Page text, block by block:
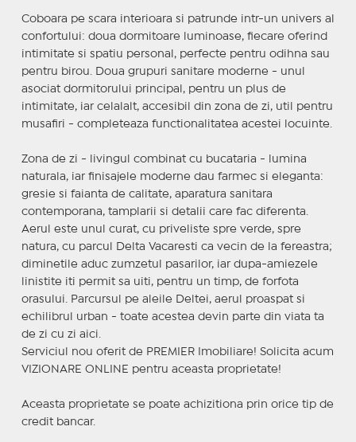
Coboara pe scara interioara si patrunde intr-un univers al
confortului: doua dormitoare luminoase, fiecare oferind
intimitate si spatiu personal, perfecte pentru odihna sau
pentru birou. Doua grupuri sanitare moderne - unul
asociat dormitorului principal, pentru un plus de
intimitate, iar celalalt, accesibil din zona de zi, util pentru
musafiri - completeaza functionalitatea acestei locuinte.
Zona de zi - livingul combinat cu bucataria - lumina
naturala, iar finisajele moderne dau farmec si eleganta:
gresie si faianta de calitate, aparatura sanitara
contemporana, tamplarii si detalii care fac diferenta.
Aerul este unul curat, cu priveliste spre verde, spre
natura, cu parcul Delta Vacaresti ca vecin de la fereastra;
diminetile aduc zumzetul pasarilor, iar dupa-amiezele
linistite iti permit sa uiti, pentru un timp, de forfota
orasului. Parcursul pe aleile Deltei, aerul proaspat si
echilibrul urban - toate acestea devin parte din viata ta
de zi cu zi aici.
Serviciul nou oferit de PREMIER Imobiliare! Solicita acum
VIZIONARE ONLINE pentru aceasta proprietate!
Aceasta proprietate se poate achizitiona prin orice tip de
credit bancar.